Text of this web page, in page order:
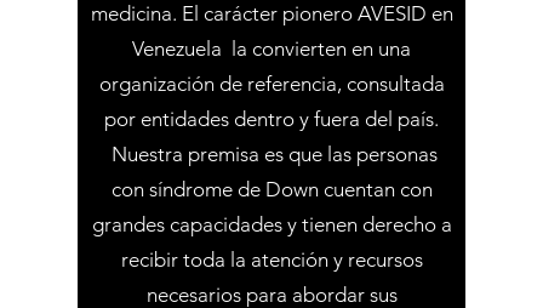
medicina. El carácter pionero AVESID en
Venezuela la convierten en una
organización de referencia, consultada
por entidades dentro y fuera del país.
Nuestra premisa es que las personas
con síndrome de Down cuentan con
grandes capacidades y tienen derecho a
recibir toda la atención y recursos
necesarios para abordar sus